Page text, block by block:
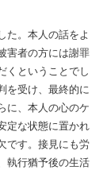
た。本人の話をよ
害者の方には謝罪
くということでし
を受け、最終的に
に、本人の心のケ
定な状態に置かれ
です。接見にも労
執行猶予後の生活